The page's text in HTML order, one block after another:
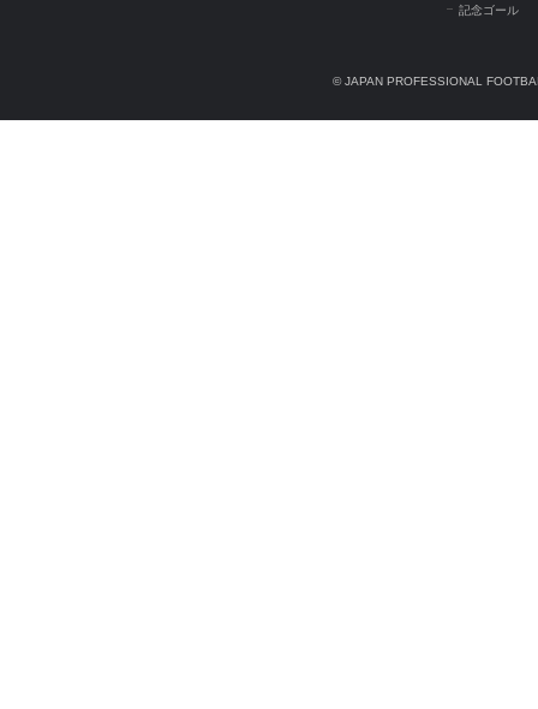
記念ゴール
© JAPAN PROFESSIONAL